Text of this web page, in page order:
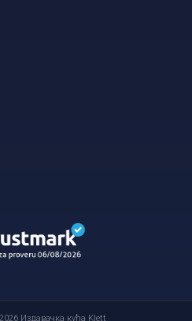
Издавачка кућа Klett